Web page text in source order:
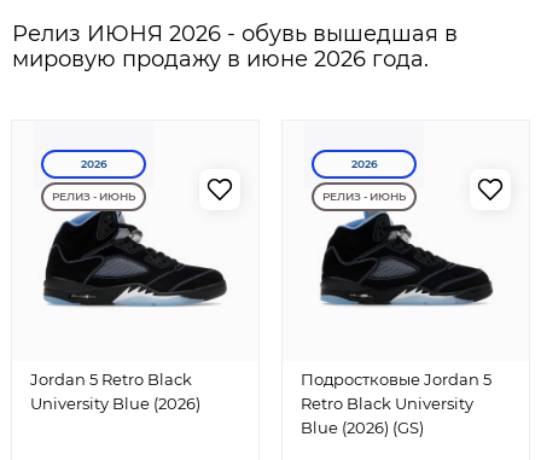
Релиз ИЮНЯ 2026 - обувь вышедшая в
мировую продажу в июне 2026 года.
2026
РЕЛИЗ - ИЮНЬ
Jordan 5 Retro Black
University Blue (2026)
2026
РЕЛИЗ - ИЮНЬ
Подростковые Jordan 5
Retro Black University
Blue (2026) (GS)